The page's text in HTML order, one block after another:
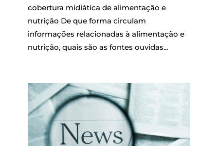
cobertura midiática de alimentação e
nutrição De que forma circulam
informações relacionadas à alimentação e
nutrição, quais são as fontes ouvidas...